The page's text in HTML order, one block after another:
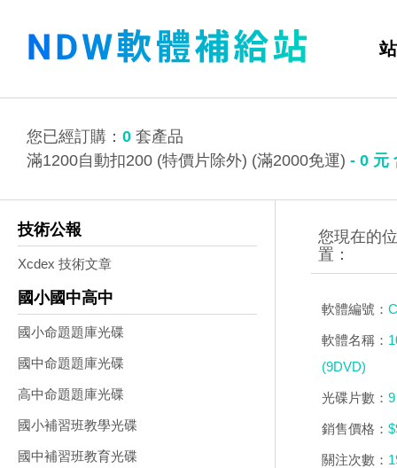
您已經訂購： 0 套產品
滿1200自動扣200 (特價片除外) (滿2000免運) - 0 元
技術公報
Xcdex 技術文章
國小國中高中
國小命題題庫光碟
國中命題題庫光碟
高中命題題庫光碟
國小補習班教學光碟
國中補習班教育光碟
軟體編號：
軟體名稱：
(9DVD)
光碟片數： 9
銷售價格：
關注次數：